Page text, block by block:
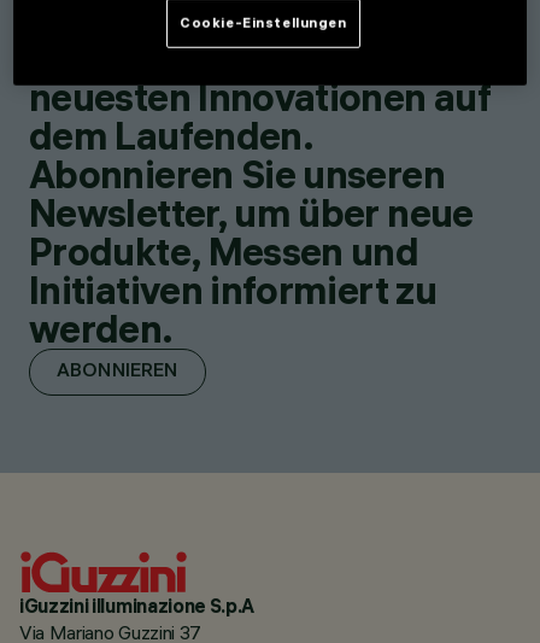
Einen Kontakt finden
Bleiben Sie über unsere
neuesten Innovationen auf
dem Laufenden.
Abonnieren Sie unseren
Newsletter, um über neue
Produkte, Messen und
Initiativen informiert zu
werden.
ABONNIEREN
iGuzzini illuminazione S.p.A
Via Mariano Guzzini 37
Cookie-Einstellungen